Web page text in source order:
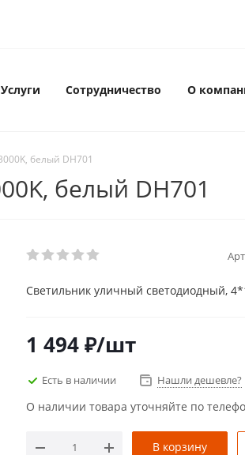
Услуги Сотрудничество О
белый DH701
белый DH701
Светильник уличный светодиодный,
1 494₽/шт
Есть в наличии Нашли дешевле?
О наличии товара уточняйте по
В корзину